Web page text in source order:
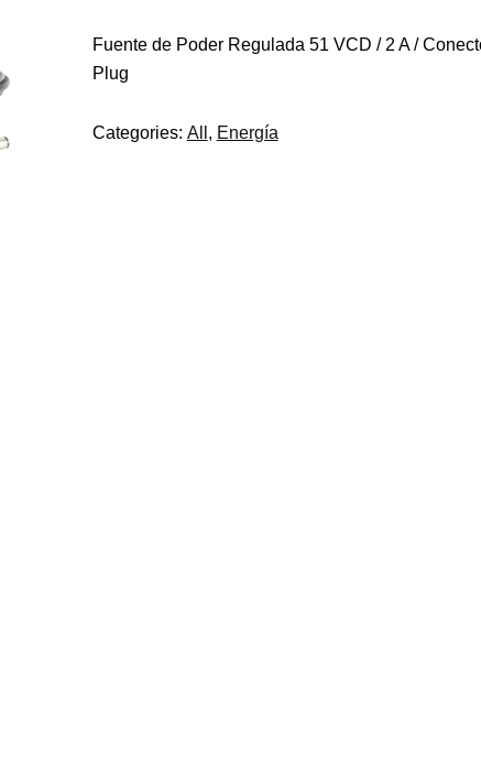
Fuente de Poder Regulada 51 VCD / 2 A /
Plug
Categories: All , Energía